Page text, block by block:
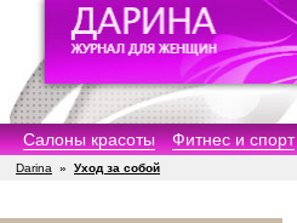
Салоны красоты Фитнес и спорт
Darina » Уход за собой